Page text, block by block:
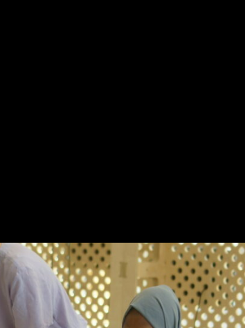
reflect 7 projecten geselecteerd